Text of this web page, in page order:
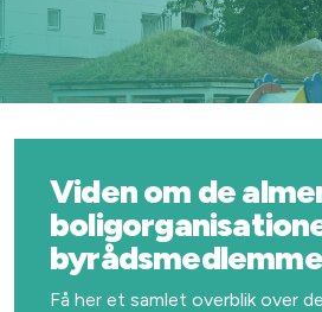
Viden om de
Få her et samlet overblik over